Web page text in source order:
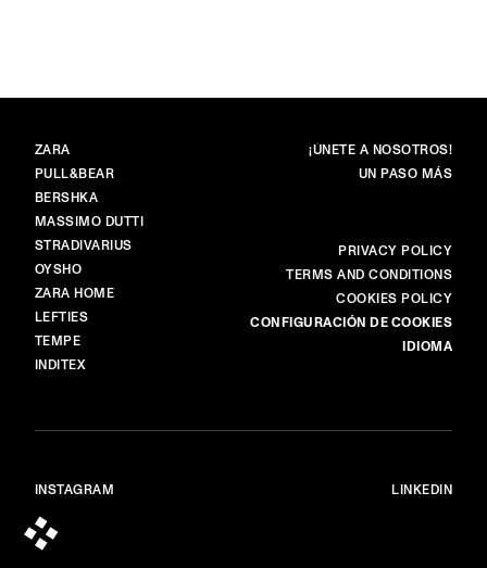
MARCAS
ZARA
PULL&BEAR
BERSHKA
MASSIMO DUTTI
STRADIVARIUS
OYSHO
ZARA HOME
LEFTIES
TEMPE
INDITEX
PRINCIPAL
¡ÚNETE A NOSOTROS!
UN PASO MÁS
PRIVACY POLICY
TERMS AND CONDITIONS
COOKIES POLICY
CONFIGURACIÓN DE COOKIES
IDIOMA
INSTAGRAM LINKEDIN